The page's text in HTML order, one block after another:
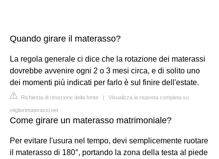
Quando girare il materasso?
La regola generale ci dice che la rotazione dei materassi
dovrebbe avvenire ogni 2 o 3 mesi circa, e di solito uno
dei momenti più indicati per farlo è sul finire dell'estate.
Richiesta di rimozione della fonte | Visualizza la risposta completa su
migliorimaterassi.net
Come girare un materasso matrimoniale?
Per evitare l'usura nel tempo, devi semplicemente ruotare
il materasso di 180°, portando la zona della testa al piede